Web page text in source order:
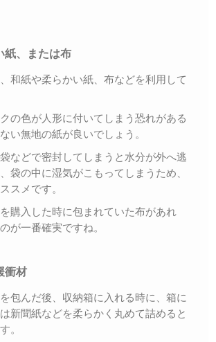
紙、または布
和紙や柔らかい紙、布などを利用して
の色が人形に付いてしまう恐れがある
い無地の紙が良いでしょう。
などで密封してしまうと水分が外へ逃
袋の中に湿気がこもってしまうため、
スメです。
購入した時に包まれていた布があれ
が一番確実ですね。
衝材
包んだ後、収納箱に入れる時に、箱に
新聞紙などを柔らかく丸めて詰めると
。